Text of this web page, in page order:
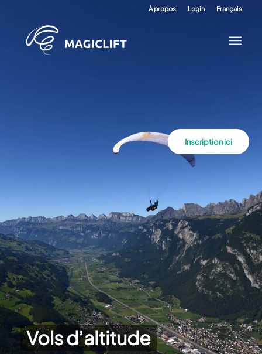
À propos Login Français
Vols d’altitude
Inscription ici